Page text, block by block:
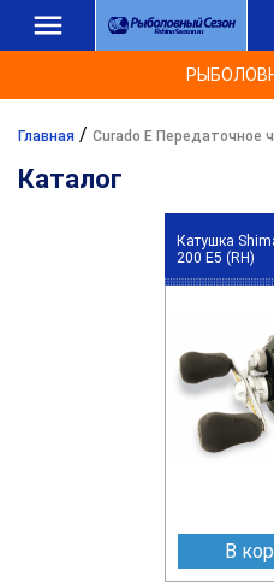
Главная / Curado E Передаточное
Каталог
Катушка
200 E5 (RH)
В